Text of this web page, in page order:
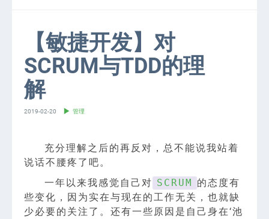
【敏捷开发】对
SCRUM与TDD的理
解
2019-02-20 管理
充分理解之后的再反对，总不能说我站着
说话不腰疼了吧。
一年以来我感觉自己对 SCRUM
的态度有
些变化，因为实在与现在的工作无关，也就缺
少必要的关注了。还有一些原因是自己身在‘池